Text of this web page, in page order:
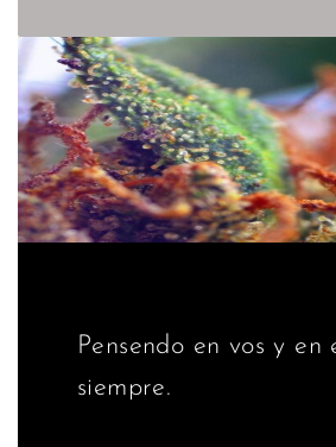
Pensendo en vos y en
siempre.